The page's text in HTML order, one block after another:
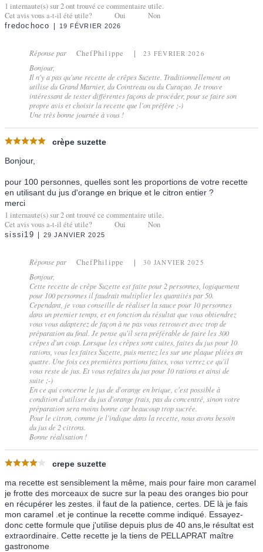
1 internaute(s) sur2ont trouvé ce commentaire utile.
Cet avis vous a-t-il été utile?
Oui Non
fredochoco 19 FÉVRIER 2026
Réponse par ChefPhilippe 23 FÉVRIER 2026
Bonjour,
Il n'y a pas qu'une recette de crêpes Suzette. Traditionnellement on
utilise du Grand Marnier, du Cointreau ou du Curaçao. Je trouve
intéressant de tester différentes façons de procéder, pour se faire son
propre avis et choisir la recette que l'on préfère ;-)
Une très bonne journée à vous !
crèpe suzette
Bonjour,
pour 100 personnes, quelles sont les proportions de votre recette
en utilisant du jus d'orange en brique et le citron entier ?
merci
1 internaute(s) sur2ont trouvé ce commentaire utile.
Cet avis vous a-t-il été utile?
Oui Non
sissi19 29 JANVIER 2025
Réponse par ChefPhilippe 30 JANVIER 2025
Bonjour,
Cette recette de crêpe Suzette est faite pour 2 personnes, logiquement
pour 100 personnes il faudrait multiplier les quantités par 50.
Cependant, je vous conseille de réaliser la sauce pour 10 personnes
dans un premier temps, et en fonction du résultat que vous obtiendrez
vous vous adapterez de façon à ne pas vous retrouver avec trop de
préparation au final. Je pense qu'il sera préférable de faire les 300
crêpes d'un coup. Lorsque les crêpes sont cuites, faites du jus pour 10
rations, vous les faites Suzette, puis mettez les sur une plaque pliées an
quatre. Une fois ces premières portions faites, vous verrez ce qu'il
vous reste de jus. Et vous refaites du jus pour 10 rations et ainsi de
suite ;-)
En ce qui concerne le jus de d'orange en brique, c'est possible à
condition d'utiliser du jus d'orange frais, pas du concentré, sinon votre
préparation sera moins bonne car beaucoup trop sucrée.
Pour le citron, comme je l'indique dans la recette, nous avons besoin
du jus de 2 citrons.
Bonne réalisation !
crepe suzette
ma recette est sensiblement la même, mais pour faire mon caramel
je frotte des morceaux de sucre sur la peau des oranges bio pour
en récupérer les zestes. il faut de la patience, certes. DE là je fais
mon caramel .et je continue la recette comme indiqué. Essayez-
donc cette formule que j'utilise depuis plus de 40 ans,le résultat est
extraordinaire. Cette recette je la tiens de PELLAPRAT maître
gastronome